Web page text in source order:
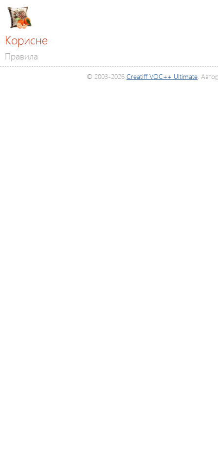
Корисне
Правила
© 2003-2026 Creatiff VOC++ Ultimate.